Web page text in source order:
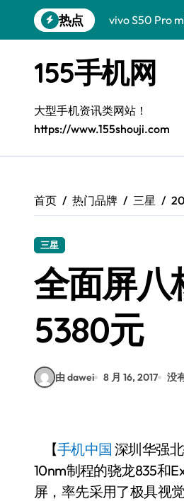
到
热点
vivo S50 Pro
三星Galaxy
三星Galaxy Z
S25 Ultra颜值
S24+震撼登
Galaxy A56
vivo S50新功
155手机网
大型手机资讯类网站！
https://www.155shouji.com
首页 热门品牌 三星
三星
全面屏八
5380元
由 dawei 8 月 16, 2017 没
【手机中国 深圳华强
10nm制程的骁龙835和
屏，率先采用了极具视